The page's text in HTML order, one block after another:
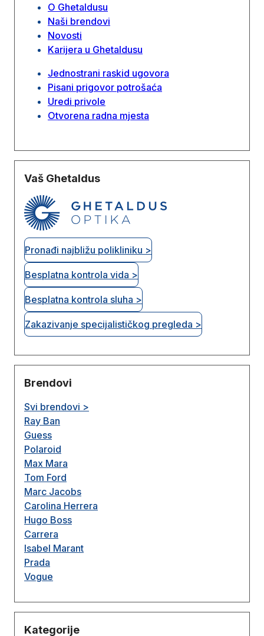
O Ghetaldusu
Naši brendovi
Novosti
Karijera u Ghetaldusu
Jednostrani raskid ugovora
Pisani prigovor potrošaća
Uredi privole
Otvorena radna mjesta
Vaš Ghetaldus
Pronađi najbližu polikliniku >
Besplatna kontrola vida >
Besplatna kontrola sluha >
Zakazivanje specijalističkog pregleda >
Brendovi
Svi brendovi >
Ray Ban
Guess
Polaroid
Max Mara
Tom Ford
Marc Jacobs
Carolina Herrera
Hugo Boss
Carrera
Isabel Marant
Prada
Vogue
Kategorije